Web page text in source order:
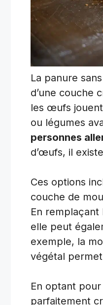
La panure
d’une couche
les œufs
ou légumes
personnes
d’œufs, il
Ces options
couche de
En
elle peut
exemple, la
végétal
En optant
parfaitement